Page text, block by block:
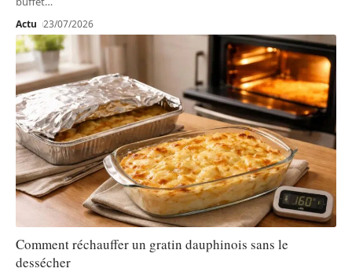
Actu 23/07/2026
Comment réchauffer un gratin dauphinois sans le
dessécher